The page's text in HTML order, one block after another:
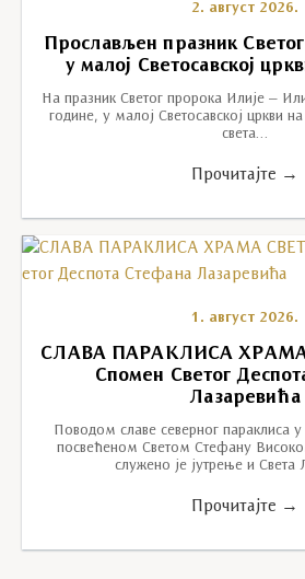
2. август 2026.
Прослављен празник
у малој Светосавској
На празник Светог пророка Илије –
године, у малој Светосавској цркви
света…
Прочитајте →
1. август 2026.
СЛАВА ПАРАКЛИСА
Спомен Светог
Лазаревића
Поводом славе северног параклиса
посвећеном Светом Стефану
служено је јутрење и Света
Прочитајте →